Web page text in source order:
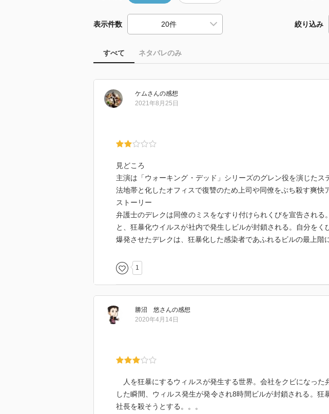
表示件数 絞り込み
すべて ネタバレのみ
ケムさんの感想
2021年8月25日
見どころ
主演は「ウォーキング・デッド」シリーズのグレン役を演じたス
法地帯と化したオフィスで復讐のため上司や同僚をぶち殺す爽快
ストーリー
弁護士のデレクは同僚のミスをなすり付けられくびを宣告される
と、狂暴化ウイルスが社内で発生しビルが封鎖される。自分をく
爆発させたデレクは、狂暴化した感染者であふれるビルの最上階
1
勝沼 悠さんの感想
2020年4月14日
人を狂暴にするウィルスが発生する世界。会社をクビになった
した瞬間、ウィルス発生が発令され8時間ビルが封鎖される。狂
社長を殺そうとする。。。